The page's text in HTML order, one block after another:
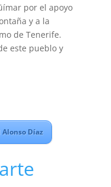
por el apoyo
y a la
de Tenerife.
este pueblo y
Díaz